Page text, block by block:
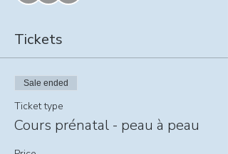
Tickets
Sale ended
Ticket type
Cours prénatal - peau à peau